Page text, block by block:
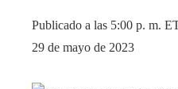
Publicado a las 5:00 p. m.
29 de mayo de 2023